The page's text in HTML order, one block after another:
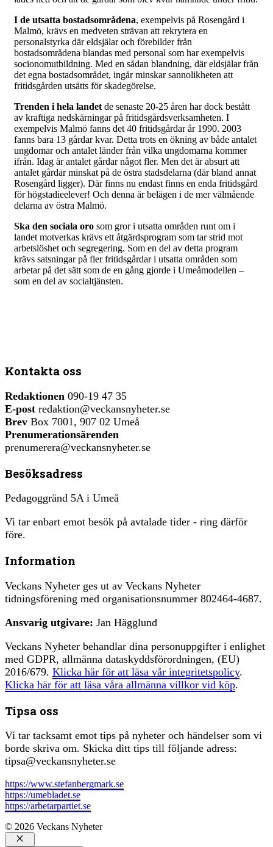
I de utsatta bostadsområdena, exempelvis på Rosengård i
Malmö, krävs en medveten strävan att rekrytera en
personalstyrka där eldsjälar och förebilder från
bostadsområdena blandas med personal som har exempelvis
socionomutbildning. Med en sådan blandning, där eldsjälar från
det egna bostadsområdet, ingår minskar sannolikheten att
fritidsgården utsätts för skadegörelse.
Trenden i hela landet de senaste 20-25 åren har dock bestått
av kraftiga nedskärningar på fritidsgårdsverksamheten. I
exempelvis Malmö fanns det 40 fritidsgårdar år 1990. 2003
fanns bara 13 gårdar kvar. Detta trots en ökning av både antalet
ungdomar och antalet länder från vilka ungdomarna kommer
ifrån. Idag är antalet gårdar något fler. Men det är absurt att
antalet gårdar minskat på de östra stadsdelarna (där bland annat
Rosengård ligger). Där finns nu endast finns en enda fritidsgård
för högstadieelever! Och denna är belägen i de mer välmående
delarna av östra Malmö.
Ska den sociala oro som gror i utsatta områden runt om i
landet motverkas krävs ett åtgärdsprogram som tar strid mot
arbetslöshet och segregering. Som en del av detta program
krävs satsningar på fler fritidsgårdar i utsatta områden som
arbetar på det sätt som de en gång gjorde i Umeåmodellen –
som en del av socialtjänsten.
Kontakta oss
Redaktionen 090-19 47 35
E-post redaktion@veckansnyheter.se
Brev Box 7001, 907 02 Umeå
Prenumerationsärenden
prenumerera@veckansnyheter.se
Besöksadress
Pedagoggränd 5A i Umeå
Vi tar enbart emot besök på avtalade tider - ring därför
före.
Information
Veckans Nyheter ges ut av Veckans Nyheter
tidningsförening med organisationsnummer 802464-4687.
Ansvarig utgivare: Jan Hägglund
Veckans Nyheter behandlar dina personuppgifter i enlighet
med GDPR, allmänna dataskyddsförordningen, (EU)
2016/679. Klicka här för att läsa vår integritetspolicy.
Klicka här för att läsa våra allmänna villkor vid köp.
Tipsa oss
Vi tar tacksamt emot tips på nyheter och händelser som vi
borde skriva om. Skicka ditt tips till följande adress:
tipsa@veckansnyheter.se
https://www.stefanbergmark.se
https://umebladet.se
https://arbetarpartiet.se
© 2026 Veckans Nyheter